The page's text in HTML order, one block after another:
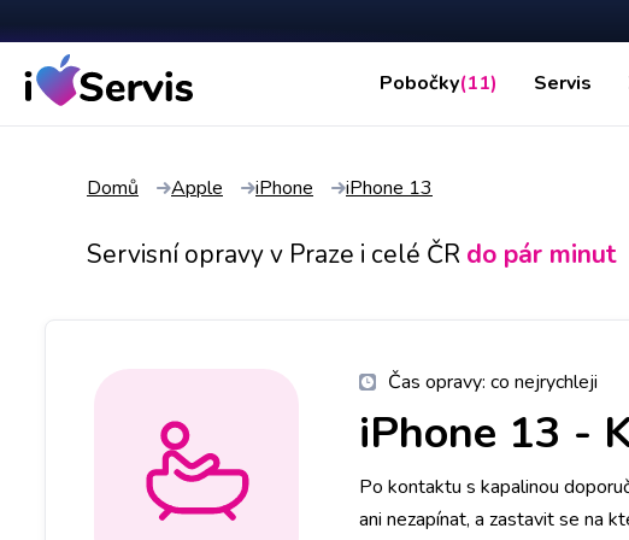
Pobočky(11) Servis
Domů Apple iPhone iPhone 13
Servisní opravy v Praze i celé ČR do pár minut
Čas opravy: co nejrychleji
iPhone 13 -
Po kontaktu s kapalinou
ani nezapínat, a zastavit se na